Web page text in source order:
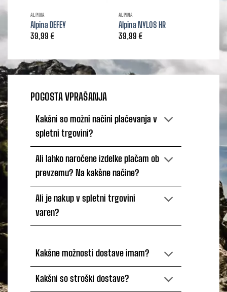
ALPINA
Alpina DEFEY
39,99 €
ALPINA
Alpina NYLOS HR
39,99 €
POGOSTA VPRAŠANJA
Kakšni so možni načini plačevanja v
spletni trgovini?
Ali lahko naročene izdelke plačam ob
prevzemu? Na kakšne načine?
Ali je nakup v spletni trgovini
varen?
Kakšne možnosti dostave imam?
Kakšni so stroški dostave?